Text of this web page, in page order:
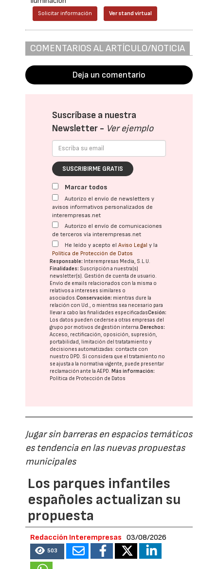
Solicitar información Ver stand virtual
COMENTARIOS AL ARTÍCULO/NOTICIA
Deja un comentario
Suscríbase a nuestra
Newsletter - Ver ejemplo
SUSCRIBIRME GRATIS
Marcar todos
Autorizo el envío de newsletters y
avisos informativos personalizados de
interempresas.net
Autorizo el envío de comunicaciones
de terceros vía interempresas.net
He leído y acepto elAviso Legal y la
Política de Protección de Datos
Responsable: Interempresas Media, S.L.U.
Finalidades: Suscripción a nuestra(s)
newsletter(s). Gestión de cuenta de usuario.
Envío de emails relacionados con la misma o
relativos a intereses similares o
asociados.Conservación: mientras dure la
relación con Ud., o mientras sea necesario para
llevar a cabo las finalidades especificadasCesión:
Los datos pueden cederse a otras empresas del
grupo por motivos de gestión interna.Derechos:
Acceso, rectificación, oposición, supresión,
portabilidad, limitación del tratatamiento y
decisiones automatizadas: contacte con
nuestro DPD. Si considera que el tratamiento no
se ajusta a la normativa vigente, puede presentar
reclamación ante laAEPD.Más información:
Política de Protección de Datos
Jugar sin barreras en espacios temáticos
es tendencia en las nuevas propuestas
municipales
Los parques infantiles
españoles actualizan su
propuesta
Redacción Interempresas 03/08/2026
503